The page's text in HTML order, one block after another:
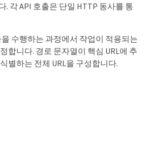
. 각 API 호출은 단일 HTTP 동사를 통
수행하는 과정에서 작업이 적용되는
합니다. 경로 문자열이 핵심 URL에 추
별하는 전체 URL을 구성합니다.